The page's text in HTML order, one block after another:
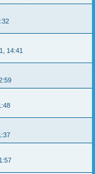
14:41